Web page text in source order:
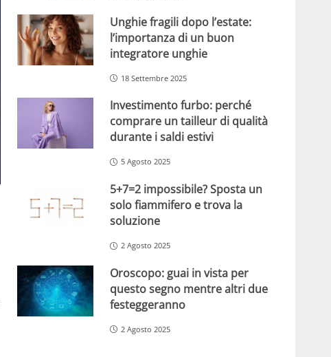
Unghie fragili dopo l’estate:
l’importanza di un buon
integratore unghie
18 Settembre 2025
Investimento furbo: perché
comprare un tailleur di qualità
durante i saldi estivi
5 Agosto 2025
5+7=2 impossibile? Sposta un
solo fiammifero e trova la
soluzione
2 Agosto 2025
Oroscopo: guai in vista per
questo segno mentre altri due
festeggeranno
2 Agosto 2025